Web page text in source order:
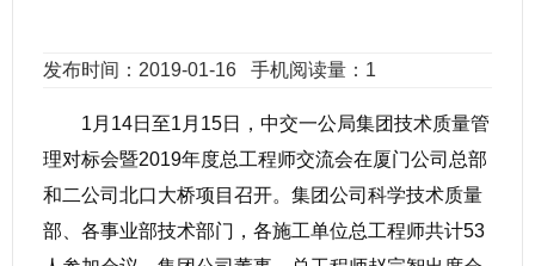
发布时间：2019-01-16 手机阅读量：1
1月14日至1月15日，中交一公局集团技术质量管
理对标会暨2019年度总工程师交流会在厦门公司总部
和二公司北口大桥项目召开。集团公司科学技术质量
部、各事业部技术部门，各施工单位总工程师共计53